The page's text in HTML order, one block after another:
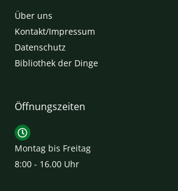
Über uns
Kontakt/Impressum
Datenschutz
Bibliothek der Dinge
Öffnungszeiten
Montag bis Freitag
8:00 - 16.00 Uhr